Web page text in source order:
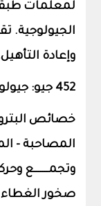
لمعلمات طبقة
الجيولوجية.
وإعادة
452 جيو: جيولوجيا البترول 3(2+0+
خصائص
المصاحبة -
وتجمـــــــع
صخور الغطاء